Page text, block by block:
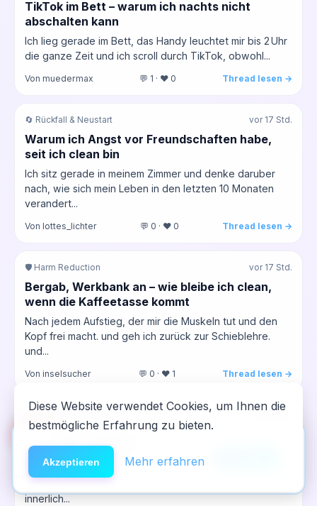
TikTok im Bett – warum ich nachts nicht
abschalten kann
Ich lieg gerade im Bett, das Handy leuchtet mir bis 2 Uhr
die ganze Zeit und ich scroll durch TikTok, obwohl...
Von muedermax 💬 1 · ❤️ 0 Thread lesen →
🔄 Rückfall & Neustart vor 17 Std.
Warum ich Angst vor Freundschaften habe,
seit ich clean bin
Ich sitz gerade in meinem Zimmer und denke daruber
nach, wie sich mein Leben in den letzten 10 Monaten
verandert...
Von lottes_lichter 💬 0 · ❤️ 0 Thread lesen →
🛡️ Harm Reduction vor 17 Std.
Bergab, Werkbank an – wie bleibe ich clean,
wenn die Kaffeetasse kommt
Nach jedem Aufstieg, der mir die Muskeln tut und den
Kopf frei macht. und geh ich zurück zur Schieblehre.
und...
Von inselsucher 💬 0 · ❤️ 1 Thread lesen →
Wenn das Abendritual plötzlich zum
Rückfall‑Trigger wird...
Heute war wieder so ein Tag, wo ich das Gefühl hatte,
innerlich...
🆘Hilfe
NeelixberliN auf dem Homescreen —
wie eine echte App.
Diese Website verwendet Cookies, um Ihnen die
bestmögliche Erfahrung zu bieten.
Akzeptieren Mehr erfahren